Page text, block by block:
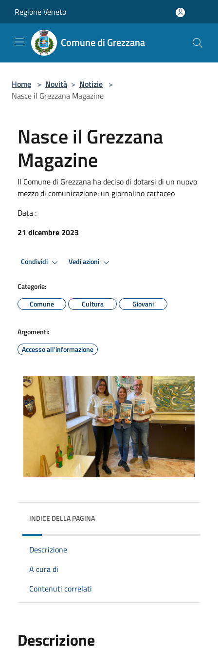
Regione Veneto
Comune di Grezzana
Home > Novità > Notizie >
Nasce il Grezzana Magazine
Nasce il Grezzana
Magazine
Il Comune di Grezzana ha deciso di dotarsi di un nuovo
mezzo di comunicazione: un giornalino cartaceo
Data :
21 dicembre 2023
Condividi Vedi azioni
Categorie:
Comune
Cultura Giovani
Argomenti:
Accesso all'informazione
INDICE DELLA PAGINA
Descrizione
A cura di
Contenuti correlati
Descrizione